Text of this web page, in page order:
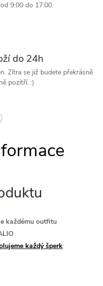
9:00 do 17:00.
do 24h
Zítra se již budete překrásně
pozítří. :)
každému outfitu
každý šperk